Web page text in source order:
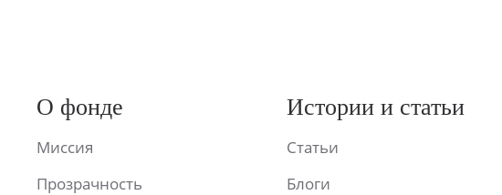
О фонде
Миссия
Прозрачность
Истории и статьи
Статьи
Блоги